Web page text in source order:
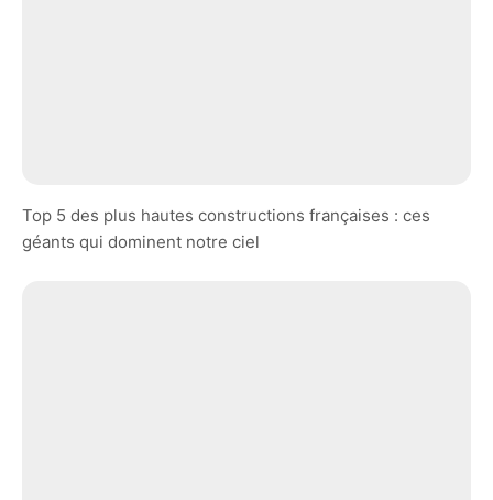
Top 5 des plus hautes constructions françaises : ces
géants qui dominent notre ciel